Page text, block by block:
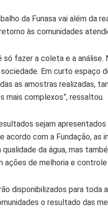
da Funasa vai além da
às comunidades
só fazer a coleta e a
Em curto espaço
as amostras realizadas,
mais complexos”, ressaltou.
sejam
acordo com a Fundação, as
da água, mas
ações de melhoria e controle
disponibilizados para toda
o resultado das